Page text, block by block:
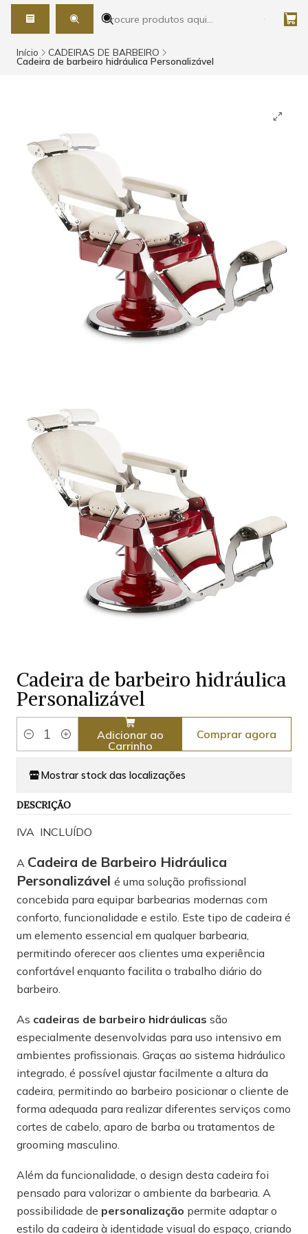
Início CADEIRAS DE BARBEIRO
Cadeira de barbeiro hidráulica Personalizável
Cadeira de barbeiro hidráulica
Personalizável
Quantidade
Adicionar ao
Carrinho
Comprar agora
Mostrar stock das localizações
DESCRIÇÃO
IVA INCLUÍDO
A Cadeira de Barbeiro Hidráulica
Personalizável é uma solução profissional
concebida para equipar barbearias modernas com
conforto, funcionalidade e estilo. Este tipo de cadeira é
um elemento essencial em qualquer barbearia,
permitindo oferecer aos clientes uma experiência
confortável enquanto facilita o trabalho diário do
barbeiro.
As cadeiras de barbeiro hidráulicas são
especialmente desenvolvidas para uso intensivo em
ambientes profissionais. Graças ao sistema hidráulico
integrado, é possível ajustar facilmente a altura da
cadeira, permitindo ao barbeiro posicionar o cliente de
forma adequada para realizar diferentes serviços como
cortes de cabelo, aparo de barba ou tratamentos de
grooming masculino.
Além da funcionalidade, o design desta cadeira foi
pensado para valorizar o ambiente da barbearia. A
possibilidade de personalização permite adaptar o
estilo da cadeira à identidade visual do espaço, criando